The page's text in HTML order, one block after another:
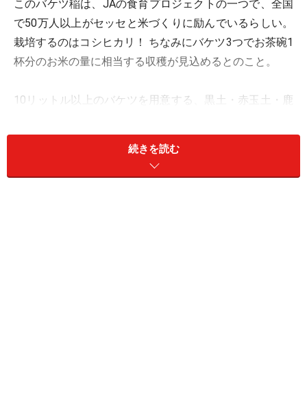
このバケツ稲は、JAの食育プロジェクトの一つで、全国
で50万人以上がセッセと米づくりに励んでいるらしい。
栽培するのはコシヒカリ！ ちなみにバケツ3つでお茶碗1
杯分のお米の量に相当する収穫が見込めるとのこと。
10リットル以上のバケツを用意する、黒土・赤玉土・鹿
して植え直す、バケツの水位・水質の管理等々、さすが
JAの提案だけに、実際の田んぼで行う行程そのもので育
て上げます。移住後に新規就農者を目指すぞ！と意気込
続きを読む